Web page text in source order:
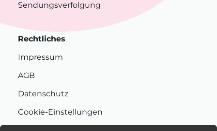
Sendungsverfolgung
Rechtliches
Impressum
AGB
Datenschutz
Cookie-Einstellungen